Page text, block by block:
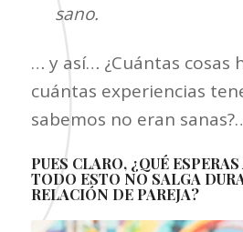
sano.
… y así… ¿Cuántas cosas
cuántas experiencias
sabemos no eran
PUES CLARO, ¿QUÉ
TODO ESTO NO SALGA
RELACIÓN DE PAREJA?